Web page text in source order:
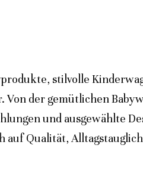
stilvolle
der gemütlichen
und ausgewählte
auf Qualität,